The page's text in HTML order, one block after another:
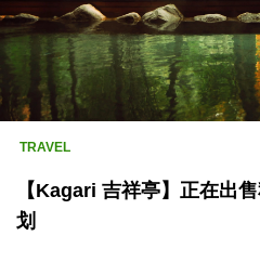
【Kagari 吉祥亭】正在出
划